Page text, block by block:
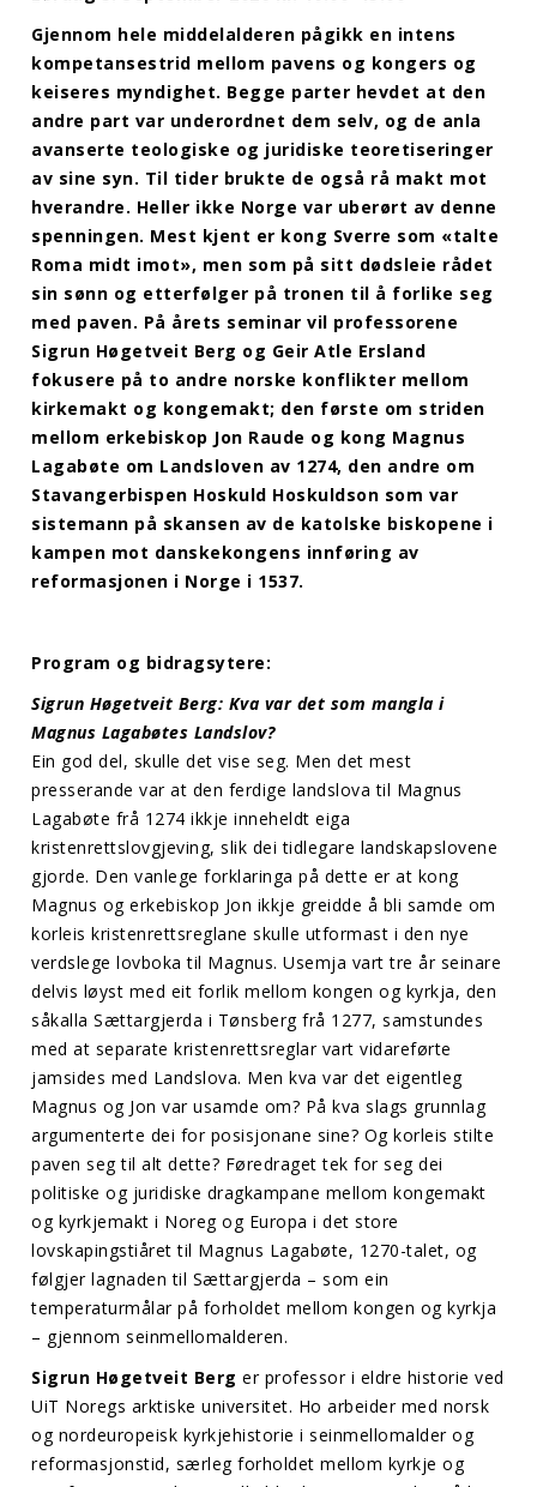
Gjennom hele middelalderen pågikk en intens
kompetansestrid mellom pavens og kongers og
keiseres myndighet. Begge parter hevdet at den
andre part var underordnet dem selv, og de anla
avanserte teologiske og juridiske teoretiseringer
av sine syn. Til tider brukte de også rå makt mot
hverandre. Heller ikke Norge var uberørt av denne
spenningen. Mest kjent er kong Sverre som «talte
Roma midt imot», men som på sitt dødsleie rådet
sin sønn og etterfølger på tronen til å forlike seg
med paven. På årets seminar vil professorene
Sigrun Høgetveit Berg og Geir Atle Ersland
fokusere på to andre norske konflikter mellom
kirkemakt og kongemakt; den første om striden
mellom erkebiskop Jon Raude og kong Magnus
Lagabøte om Landsloven av 1274, den andre om
Stavangerbispen Hoskuld Hoskuldson som var
sistemann på skansen av de katolske biskopene i
kampen mot danskekongens innføring av
reformasjonen i Norge i 1537.
Program og bidragsytere:
Sigrun Høgetveit Berg: Kva var det som mangla i
Magnus Lagabøtes Landslov?
Ein god del, skulle det vise seg. Men det mest
presserande var at den ferdige landslova til Magnus
Lagabøte frå 1274 ikkje inneheldt eiga
kristenrettslovgjeving, slik dei tidlegare landskapslovene
gjorde. Den vanlege forklaringa på dette er at kong
Magnus og erkebiskop Jon ikkje greidde å bli samde om
korleis kristenrettsreglane skulle utformast i den nye
verdslege lovboka til Magnus. Usemja vart tre år seinare
delvis løyst med eit forlik mellom kongen og kyrkja, den
såkalla Sættargjerda i Tønsberg frå 1277, samstundes
med at separate kristenrettsreglar vart vidareførte
jamsides med Landslova. Men kva var det eigentleg
Magnus og Jon var usamde om? På kva slags grunnlag
argumenterte dei for posisjonane sine? Og korleis stilte
paven seg til alt dette? Føredraget tek for seg dei
politiske og juridiske dragkampane mellom kongemakt
og kyrkjemakt i Noreg og Europa i det store
lovskapingstiåret til Magnus Lagabøte, 1270-talet, og
følgjer lagnaden til Sættargjerda – som ein
temperaturmålar på forholdet mellom kongen og kyrkja
– gjennom seinmellomalderen.
Sigrun Høgetveit Berg er professor i eldre historie ved
UiT Noregs arktiske universitet. Ho arbeider med norsk
og nordeuropeisk kyrkjehistorie i seinmellomalder og
reformasjonstid, særleg forholdet mellom kyrkje og